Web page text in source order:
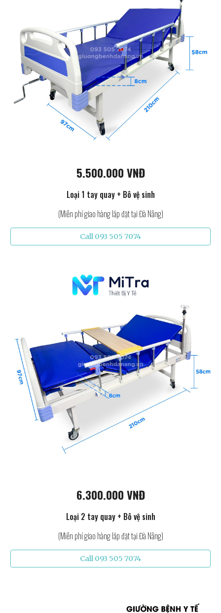
5.500.000 VNĐ
Loại 1 tay quay + Bô vệ sinh
(Miễn phí giao hàng lắp đặt tại Đà Nẵng)
Call 093 505 7074
6.300.000 VNĐ
Loại 2 tay quay + Bô vệ sinh
(Miễn phí giao hàng lắp đặt tại Đà Nẵng)
Call 093 505 7074